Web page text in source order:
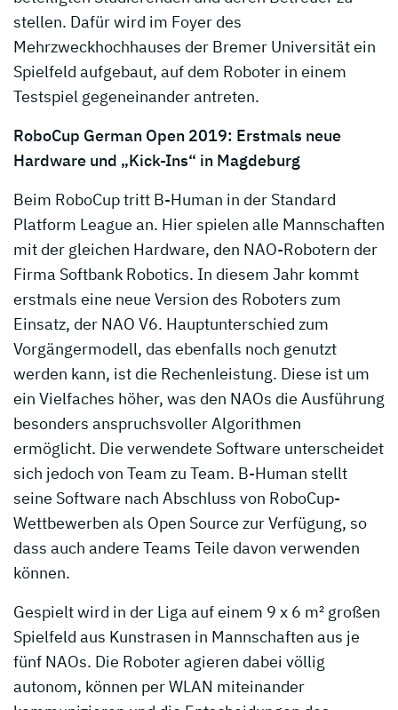
stellen. Dafür wird im Foyer des
Mehrzweckhochhauses der Bremer Universität ein
Spielfeld aufgebaut, auf dem Roboter in einem
Testspiel gegeneinander antreten.
RoboCup German Open 2019: Erstmals neue
Hardware und „Kick-Ins“ in Magdeburg
Beim RoboCup tritt B-Human in der Standard
Platform League an. Hier spielen alle Mannschaften
mit der gleichen Hardware, den NAO-Robotern der
Firma Softbank Robotics. In diesem Jahr kommt
erstmals eine neue Version des Roboters zum
Einsatz, der NAO V6. Hauptunterschied zum
Vorgängermodell, das ebenfalls noch genutzt
werden kann, ist die Rechenleistung. Diese ist um
ein Vielfaches höher, was den NAOs die Ausführung
besonders anspruchsvoller Algorithmen
ermöglicht. Die verwendete Software unterscheidet
sich jedoch von Team zu Team. B-Human stellt
seine Software nach Abschluss von RoboCup-
Wettbewerben als Open Source zur Verfügung, so
dass auch andere Teams Teile davon verwenden
können.
Gespielt wird in der Liga auf einem 9 x 6 m² großen
Spielfeld aus Kunstrasen in Mannschaften aus je
fünf NAOs. Die Roboter agieren dabei völlig
autonom, können per WLAN miteinander